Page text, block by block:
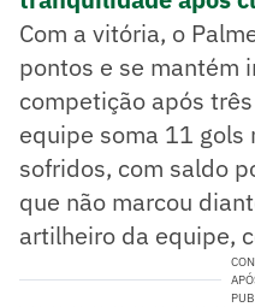
Com a vitória, o
pontos e se mantém
competição após
equipe soma 11 gols
sofridos, com saldo
que não marcou
artilheiro da equipe,